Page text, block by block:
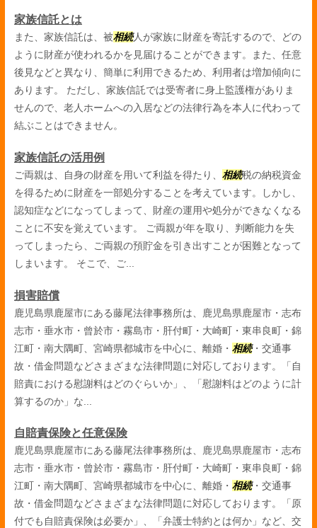
家族信託とは
また、家族信託は、被相続人が家族に財産を寄託するので、どの
ように財産が使われるかを見届けることができます。また、任意
後見などと異なり、簡単に利用できるため、利用者は増加傾向に
あります。 ただし、家族信託では受寄者に身上監護権がありま
せんので、老人ホームへの入居などの法律行為を本人に代わって
結ぶことはできません。
家族信託の活用例
ご両親は、自身の財産を用いて利益を得たり、 相続税の納税資金
を得るために財産を一部処分することを考えています。しかし、
認知症などになってしまって、財産の運用や処分ができなくなる
ことに不安を覚えています。 ご両親が年を取り、判断能力を失
ってしまったら、ご両親の預貯金を引き出すことが困難となって
しまいます。 そこで、ご...
損害賠償
鹿児島県鹿屋市にある藤尾法律事務所は、鹿児島県鹿屋市・志布
志市・垂水市・曾於市・霧島市・肝付町・大崎町・東串良町・錦
江町・南大隅町、宮崎県都城市を中心に、離婚・ 相続・交通事
故・借金問題などさまざまな法律問題に対応しております。「自
賠責における慰謝料はどのぐらいか」、「慰謝料はどのように計
算するのか」な...
自賠責保険と任意保険
鹿児島県鹿屋市にある藤尾法律事務所は、鹿児島県鹿屋市・志布
志市・垂水市・曾於市・霧島市・肝付町・大崎町・東串良町・錦
江町・南大隅町、宮崎県都城市を中心に、離婚・ 相続・交通事
故・借金問題などさまざまな法律問題に対応しております。「原
付でも自賠責保険は必要か」、「弁護士特約とは何か」など、交